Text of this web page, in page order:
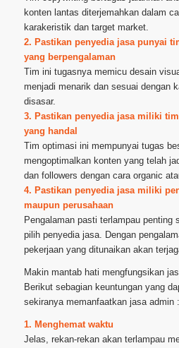
konten lantas diterjemahkan dalam
karakeristik dan target market.
2. Pastikan penyedia jasa punyai
yang berpengalaman
Tim ini tugasnya memicu desain
menjadi menarik dan sesuai dengan
disasar.
3. Pastikan penyedia jasa miliki
yang handal
Tim optimasi ini mempunyai tugas
mengoptimalkan konten yang telah
dan followers dengan cara organic
4. Pastikan penyedia jasa miliki
maupun perusahaan
Pengalaman pasti terlampau penting
pilih penyedia jasa. Dengan
pekerjaan yang ditunaikan akan
Makin mantab hati mengfungsikan
Berikut sebagian keuntungan yang
sekiranya memanfaatkan jasa admin :
1. Menghemat waktu
Jelas, rekan-rekan akan terlampau